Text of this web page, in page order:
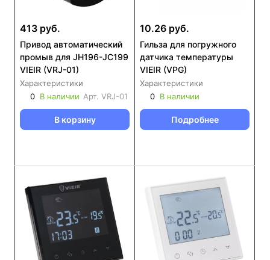
413 руб.
Привод автоматический
промыв для JH196-JC199
VIEIR (VRJ-01)
Характеристики
0 В наличии Арт. VRJ-01
В корзину
10.26 руб.
Гильза для погружного
датчика температуры
VIEIR (VPG)
Характеристики
0 В наличии
Подробнее